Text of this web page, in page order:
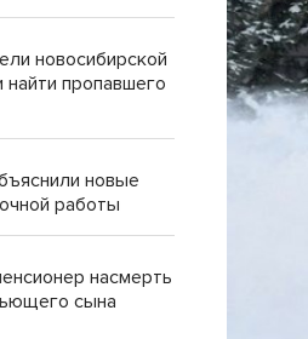
новосибирской
пропавшего
новые
работы
насмерть
сына